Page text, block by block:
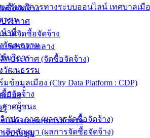
ขอรับบริการทางระบบออนไลน์ เทศบาลเมื
าชน
น้าที่
วัฒนธรรม
บริการ
วัฒนธรรม
ข้อมูลเมือง (City Data Platform : CDP)
มือง
รู้
เมิน และผลการสำรวจ
รประชุม
ซื้อจัดจ้าง
ประกาศ
กาศจัดซื้อจัดจ้าง
กาศราคากลาง
ลิกประกาศ (จัดซื้อจัดจ้าง)
อจัดจ้าง
กาศผู้ชนะ
ลิกประกาศ (ผลการจัดซื้อจัดจ้าง)
เลิกสัญญา (ผลการจัดซื้อจัดจ้าง)